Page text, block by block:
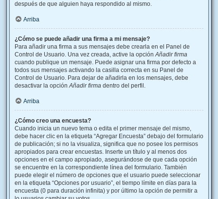
después de que alguien haya respondido al mismo.
Arriba
¿Cómo se puede añadir una firma a mi mensaje?
Para añadir una firma a sus mensajes debe crearla en el Panel de
Control de Usuario. Una vez creada, active la opciónAñadir firma
cuando publique un mensaje. Puede asignar una firma por defecto a
todos sus mensajes activando la casilla correcta en su Panel de
Control de Usuario. Para dejar de añadirla en los mensajes, debe
desactivar la opciónAñadir firma dentro del perfil.
Arriba
¿Cómo creo una encuesta?
Cuando inicia un nuevo tema o edita el primer mensaje del mismo,
debe hacer clic en la etiqueta “Agregar Encuesta” debajo del formulario
de publicación; si no la visualiza, significa que no posee los permisos
apropiados para crear encuestas. Inserte un título y al menos dos
opciones en el campo apropiado, asegurándose de que cada opción
se encuentre en la correspondiente línea del formulario. También
puede elegir el número de opciones que el usuario puede seleccionar
en la etiqueta “Opciones por usuario”, el tiempo límite en días para la
encuesta (0 para duración infinita) y por último la opción de permitir a